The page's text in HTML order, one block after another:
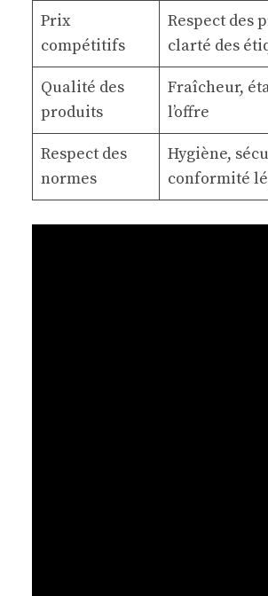
Prix
compétitifs
Respect des
clarté des
Qualité des
produits
Fraîcheur,
l’offre
Respect des
normes
Hygiène,
conformité